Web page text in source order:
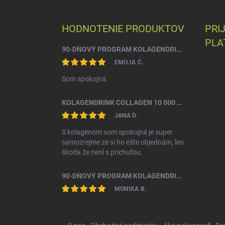
HODNOTENIE PRODUKTOV
90-DŇOVÝ PROGRAM KOLAGENDRINK COLLAGEN BEAUTY TROJZLOŽKOVÝ (TYP 1, 2 & 3) RYBÍ HYDROLYZOVANÝ KOLAGÉN 3 X 330 G
EMÍLIA Č.
Som spokojná.
KOLAGENDRINK COLLAGEN 10 000 HYDROLYZOVANÝ HOVÄDZÍ KOLAGÉN 300 G
JANA D.
S kolagénom som spokojná je super
samozrejme ze si ho ešte objednám, len
škoda že není s príchuťou.
90-DŇOVÝ PROGRAM KOLAGENDRINK COLLAGEN BEAUTY TROJZLOŽKOVÝ (TYP 1, 2 & 3) RYBÍ HYDROLYZOVANÝ KOLAGÉN 3 X 330 G
MONIKA B.